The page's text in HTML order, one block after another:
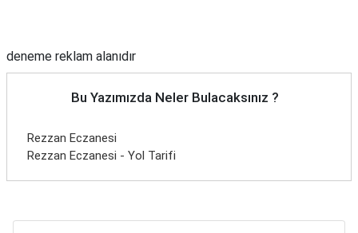
deneme reklam alanıdır
Bu Yazımızda Neler Bulacaksınız ?
Rezzan Eczanesi
Rezzan Eczanesi - Yol Tarifi